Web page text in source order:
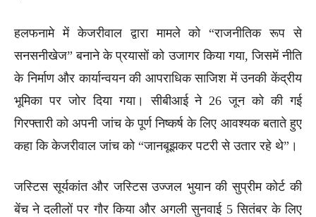
हलफनामे में केजरीवाल द्वारा मामले को “राजनीतिक रूप से
सनसनीखेज” बनाने के प्रयासों को उजागर किया गया, जिसमें नीति
के निर्माण और कार्यान्वयन की आपराधिक साजिश में उनकी केंद्रीय
भूमिका पर जोर दिया गया। सीबीआई ने 26 जून को की गई
गिरफ्तारी को अपनी जांच के पूर्ण निष्कर्ष के लिए आवश्यक बताते हुए
कहा कि केजरीवाल जांच को “जानबूझकर पटरी से उतार रहे थे”।
जस्टिस सूर्यकांत और जस्टिस उज्जल भुयान की सुप्रीम कोर्ट की
बेंच ने दलीलों पर गौर किया और अगली सुनवाई 5 सितंबर के लिए